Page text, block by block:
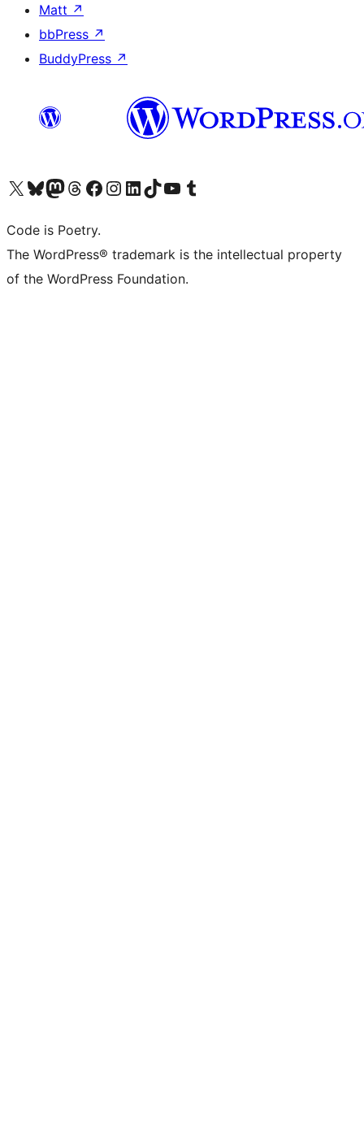
Matt ↗
bbPress ↗
BuddyPress ↗
Visita il nostro account X (ex Twitter)
Visita il nostro account Bluesky
Visita il nostro account Mastodon
Visita il nostro account Threads
Visita la nostra pagina Facebook
Visita il nostro account Instagram
Visita il nostro account LinkedIn
Visita il nostro account TikTok
Visita il nostro canale YouTube
Visita il nostro account Tumblr
Code is Poetry.
The WordPress® trademark is the intellectual property
of the WordPress Foundation.